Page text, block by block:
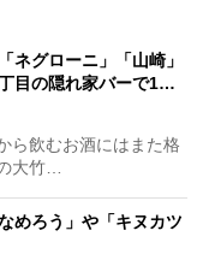
ネグローニ」「山崎」
目の隠れ家バーで1…
ら飲むお酒にはまた格
大竹…
めろう」や「キヌカツ